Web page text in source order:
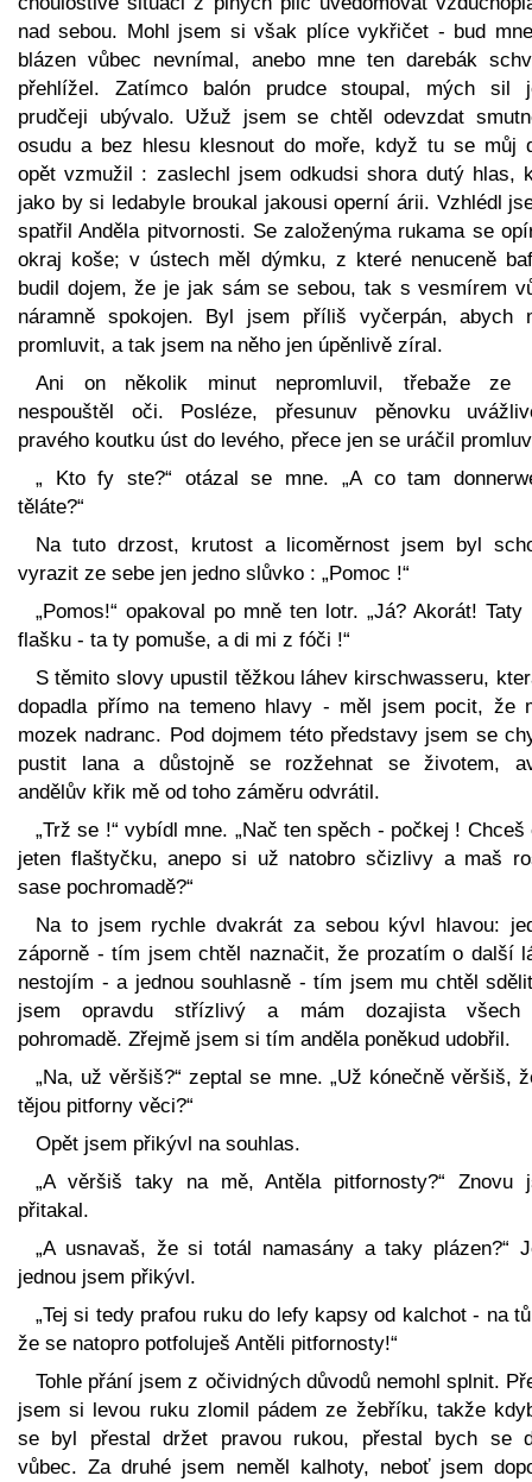
nad sebou. Mohl jsem si však plíce vykřičet - bud
blázen vůbec nevnímal, anebo mne ten darebák
přehlížel. Zatímco balón prudce stoupal, mých sil
prudčeji ubývalo. Užuž jsem se chtěl odevzdat
osudu a bez hlesu klesnout do moře, když tu se můj
opět vzmužil : zaslechl jsem odkudsi shora dutý hlas,
jako by si ledabyle broukal jakousi operní árii. Vzhlédl
spatřil Anděla pitvornosti. Se založenýma rukama se
okraj koše; v ústech měl dýmku, z které nenuceně
budil dojem, že je jak sám se sebou, tak s vesmírem
náramně spokojen. Byl jsem příliš vyčerpán, abych
promluvit, a tak jsem na něho jen úpěnlivě zíral.
Ani on několik minut nepromluvil, třebaže ze
nespouštěl oči. Posléze, přesunuv pěnovku
pravého koutku úst do levého, přece jen se uráčil
„ Kto fy ste?“ otázal se mne. „A co tam
těláte?“
Na tuto drzost, krutost a licoměrnost jsem byl
vyrazit ze sebe jen jedno slůvko : „Pomoc !“
„Pomos!“ opakoval po mně ten lotr. „Já? Akorát! Taty
flašku - ta ty pomuše, a di mi z fóči !“
S těmito slovy upustil těžkou láhev kirschwasseru,
dopadla přímo na temeno hlavy - měl jsem pocit, že
mozek nadranc. Pod dojmem této představy jsem se
pustit lana a důstojně se rozžehnat se životem,
andělův křik mě od toho záměru odvrátil.
„Trž se !“ vybídl mne. „Nač ten spěch - počkej ! Chceš
jeten flaštyčku, anepo si už natobro sčizlivy a maš
sase pochromadě?“
Na to jsem rychle dvakrát za sebou kývl hlavou:
záporně - tím jsem chtěl naznačit, že prozatím o další
nestojím - a jednou souhlasně - tím jsem mu chtěl
jsem opravdu střízlivý a mám dozajista všech
pohromadě. Zřejmě jsem si tím anděla poněkud udobřil.
„Na, už věršiš?“ zeptal se mne. „Už kónečně věršiš,
tějou pitforny věci?“
Opět jsem přikývl na souhlas.
„A věršiš taky na mě, Antěla pitfornosty?“ Znovu
přitakal.
„A usnavaš, že si totál namasány a taky plázen?“
jednou jsem přikývl.
„Tej si tedy prafou ruku do lefy kapsy od kalchot - na
že se natopro potfoluješ Antěli pitfornosty!“
Tohle přání jsem z očividných důvodů nemohl splnit.
jsem si levou ruku zlomil pádem ze žebříku, takže
se byl přestal držet pravou rukou, přestal bych se
vůbec. Za druhé jsem neměl kalhoty, neboť jsem